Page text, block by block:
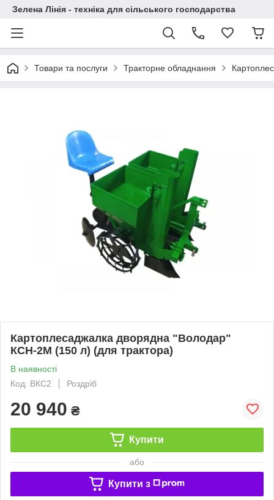
Зелена Лінія - техніка для сільського господарства
Товари та послуги Тракторне обладнання
Картоплесаджалка дворядна "Володар"
КСН-2М (150 л) (для трактора)
В наявності
Код: ВКС2
Роздріб
20 940 ₴
Купити
або
Купити з